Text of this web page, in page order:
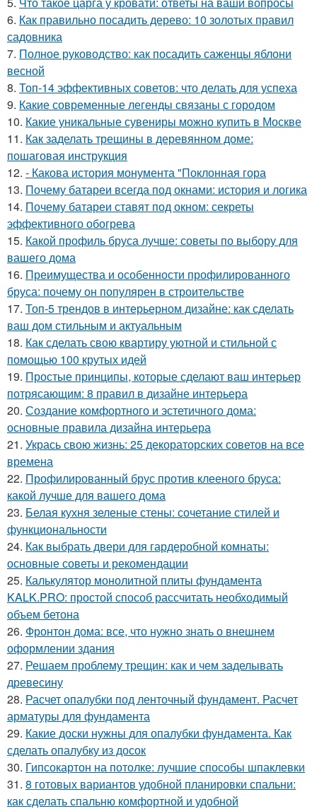
6. Как правильно посадить дерево: 10 золотых правил
садовника
7. Полное руководство: как посадить саженцы яблони
весной
8. Топ-14 эффективных советов: что делать для успеха
9. Какие современные легенды связаны с городом
10. Какие уникальные сувениры можно купить в Москве
11. Как заделать трещины в деревянном доме:
пошаговая инструкция
12. - Какова история монумента "Поклонная гора
13. Почему батареи всегда под окнами: история и логика
14. Почему батареи ставят под окном: секреты
эффективного обогрева
15. Какой профиль бруса лучше: советы по выбору для
вашего дома
16. Преимущества и особенности профилированного
бруса: почему он популярен в строительстве
17. Топ-5 трендов в интерьерном дизайне: как сделать
ваш дом стильным и актуальным
18. Как сделать свою квартиру уютной и стильной с
помощью 100 крутых идей
19. Простые принципы, которые сделают ваш интерьер
потрясающим: 8 правил в дизайне интерьера
20. Создание комфортного и эстетичного дома:
основные правила дизайна интерьера
21. Укрась свою жизнь: 25 декораторских советов на все
времена
22. Профилированный брус против клееного бруса:
какой лучше для вашего дома
23. Белая кухня зеленые стены: сочетание стилей и
функциональности
24. Как выбрать двери для гардеробной комнаты:
основные советы и рекомендации
25. Калькулятор монолитной плиты фундамента
KALK.PRO: простой способ рассчитать необходимый
объем бетона
26. Фронтон дома: все, что нужно знать о внешнем
оформлении здания
27. Решаем проблему трещин: как и чем заделывать
древесину
28. Расчет опалубки под ленточный фундамент. Расчет
арматуры для фундамента
29. Какие доски нужны для опалубки фундамента. Как
сделать опалубку из досок
30. Гипсокартон на потолке: лучшие способы шпаклевки
31. 8 готовых вариантов удобной планировки спальни:
как сделать спальню комфортной и удобной